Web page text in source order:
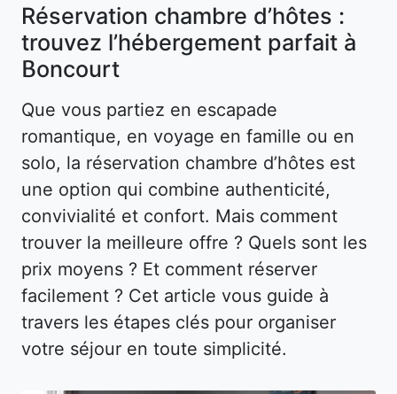
Réservation chambre d’hôtes :
trouvez l’hébergement parfait à
Boncourt
Que vous partiez en escapade
romantique, en voyage en famille ou en
solo, la réservation chambre d’hôtes est
une option qui combine authenticité,
convivialité et confort. Mais comment
trouver la meilleure offre ? Quels sont les
prix moyens ? Et comment réserver
facilement ? Cet article vous guide à
travers les étapes clés pour organiser
votre séjour en toute simplicité.